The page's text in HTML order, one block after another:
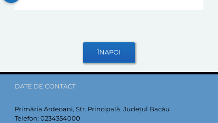
DATE DE CONTACT
Primăria Ardeoani, Str. Principală, Județul Bacău
Telefon: 0234354000